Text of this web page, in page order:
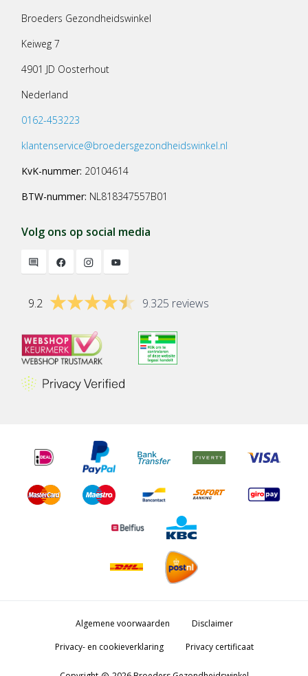
Broeders Gezondheidswinkel
Keiweg 7
4901 JD Oosterhout
Nederland
0162-453223
klantenservice@broedersgezondheidswinkel.nl
KvK-nummer: 20104614
BTW-nummer: NL818347557B01
Volg ons op social media
9.2 9.325 reviews
Algemene voorwaarden
Disclaimer
Privacy- en cookieverklaring
Privacy certificaat